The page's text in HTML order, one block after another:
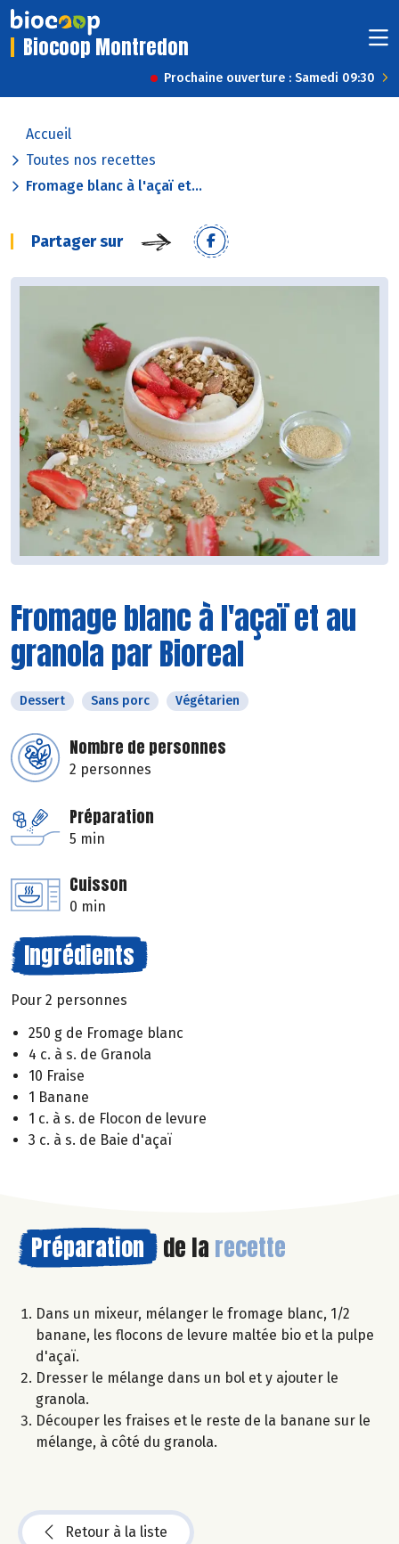
Biocoop Montredon
Prochaine ouverture : Samedi 09:30
Accueil
Toutes nos recettes
Fromage blanc à l'açaï et...
Partager sur
Fromage blanc à l'açaï et au
granola par Bioreal
Dessert Sans porc Végétarien
Nombre de personnes
2 personnes
Préparation
5 min
Cuisson
0 min
Ingrédients
Pour 2 personnes
250 g de Fromage blanc
4 c. à s. de Granola
10 Fraise
1 Banane
1 c. à s. de Flocon de levure
3 c. à s. de Baie d'açaï
Préparation de la recette
Dans un mixeur, mélanger le fromage blanc, 1/2
banane, les flocons de levure maltée bio et la pulpe
d'açaï.
Dresser le mélange dans un bol et y ajouter le
granola.
Découper les fraises et le reste de la banane sur le
mélange, à côté du granola.
Retour à la liste